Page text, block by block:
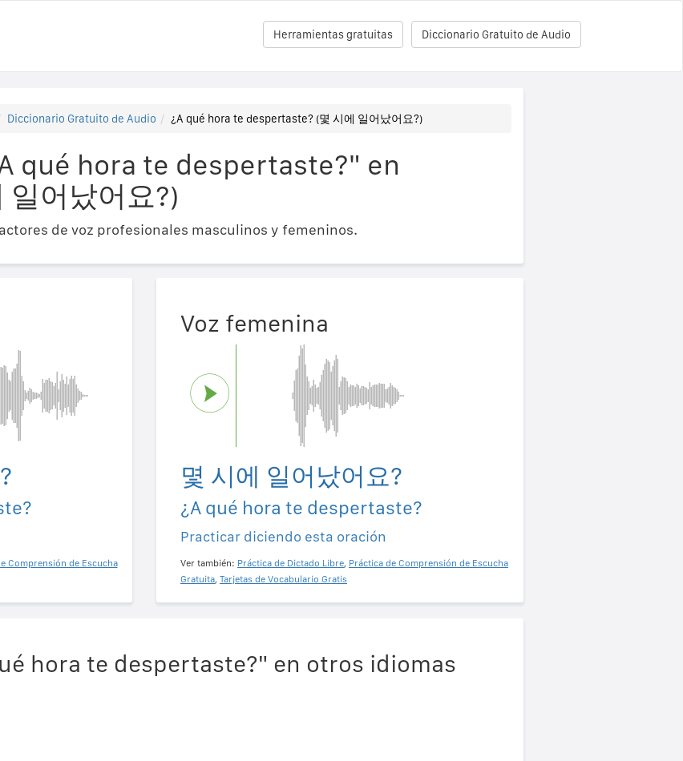
Diccionario Gratuito de Audio
Herramientas gratuitas
Diccionario Gratuito de Audio ¿A qué hora te despertaste? (몇 시에 일어났어요?)
qué hora te despertaste?" en
일어났어요?)
de voz profesionales masculinos y femeninos.
Comprensión de Escucha
Voz femenina
몇 시에 일어났어요?
¿A qué hora te despertaste?
Practicar diciendo esta oración
Ver también: Práctica de Dictado Libre, Práctica de Comprensión de Escucha
Gratuita, Tarjetas de Vocabulario Gratis
hora te despertaste?" en otros idiomas